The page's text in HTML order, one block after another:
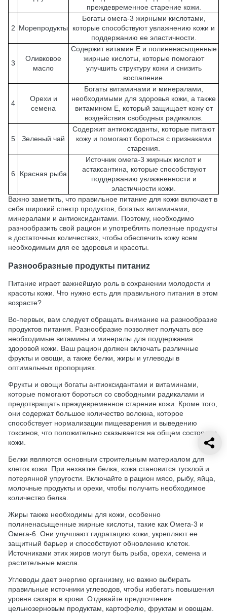
преждевременное старение кожи.
2 Морепродукты
Богаты омега-3 жирными кислотами,
которые способствуют увлажнению кожи и
поддержанию ее эластичности.
3
Оливковое
масло
Содержит витамин Е и полиненасыщенные
жирные кислоты, которые помогают
улучшить структуру кожи и снизить
воспаление.
4
Орехи и
семена
Богаты витаминами и минералами,
необходимыми для здоровья кожи, а также
витамином Е, который защищает кожу от
воздействия свободных радикалов.
5 Зеленый чай
Содержит антиоксиданты, которые питают
кожу и помогают бороться с признаками
старения.
6 Красная рыба
Источник омега-3 жирных кислот и
астаксантина, которые способствуют
поддержанию увлажненности и
эластичности кожи.
Важно заметить, что правильное питание для кожи включает в
себя широкий спектр продуктов, богатых витаминами,
минералами и антиоксидантами. Поэтому, необходимо
разнообразить свой рацион и употреблять полезные продукты
в достаточных количествах, чтобы обеспечить кожу всем
необходимым для ее здоровья и красоты.
Разнообразные продукты питаниz
Питание играет важнейшую роль в сохранении молодости и
красоты кожи. Что нужно есть для правильного питания в этом
возрасте?
Во-первых, вам следует обращать внимание на разнообразие
продуктов питания. Разнообразие позволяет получать все
необходимые витамины и минералы для поддержания
здоровой кожи. Ваш рацион должен включать различные
фрукты и овощи, а также белки, жиры и углеводы в
оптимальных пропорциях.
Фрукты и овощи богаты антиоксидантами и витаминами,
которые помогают бороться со свободными радикалами и
предотвращать преждевременное старение кожи. Кроме того,
они содержат большое количество волокна, которое
способствует нормализации пищеварения и выведению
токсинов, что положительно сказывается на общем состоянии
кожи.
Белки являются основным строительным материалом для
клеток кожи. При нехватке белка, кожа становится тусклой и
потерянной упругости. Включайте в рацион мясо, рыбу, яйца,
молочные продукты и орехи, чтобы получить необходимое
количество белка.
Жиры также необходимы для кожи, особенно
полиненасыщенные жирные кислоты, такие как Омега-3 и
Омега-6. Они улучшают гидратацию кожи, укрепляют ее
защитный барьер и способствуют обновлению клеток.
Источниками этих жиров могут быть рыба, орехи, семена и
растительные масла.
Углеводы дает энергию организму, но важно выбирать
правильные источники углеводов, чтобы избегать повышения
уровня сахара в крови. Отдавайте предпочтение
цельнозерновым продуктам, картофелю, фруктам и овощам.